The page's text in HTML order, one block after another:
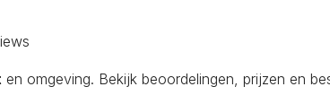
en omgeving. Bekijk beoordelingen, prijzen en